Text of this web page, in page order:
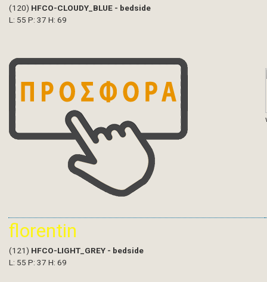
(120) HFCO-CLOUDY_BLUE - bedside
L: 55 P: 37 H: 69
florentin
(121) HFCO-LIGHT_GREY - bedside
L: 55 P: 37 H: 69